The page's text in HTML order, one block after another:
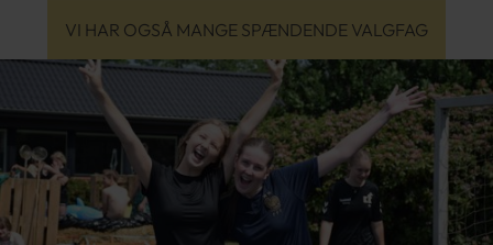
VI HAR OGSÅ MANGE SPÆNDENDE VALGFAG